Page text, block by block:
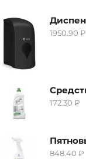
1950.90 ₽
172.30 ₽
848.40 ₽